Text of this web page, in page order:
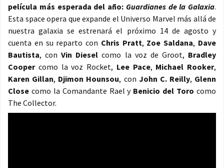
película más esperada del año: Guardianes de la Galaxia.
Esta space opera que expande el Universo Marvel más allá de
nuestra galaxia se estrenará el próximo 14 de agosto y
cuenta en su reparto con Chris Pratt, Zoe Saldana, Dave
Bautista, conVin Diesel como la voz de Groot, Bradley
Coopercomo la voz Rocket, Lee Pace, Michael Rooker,
Karen Gillan, Djimon Hounsou, con John C. Reilly, Glenn
Close como la Comandante Rael y Benicio del Toro como
The Collector.